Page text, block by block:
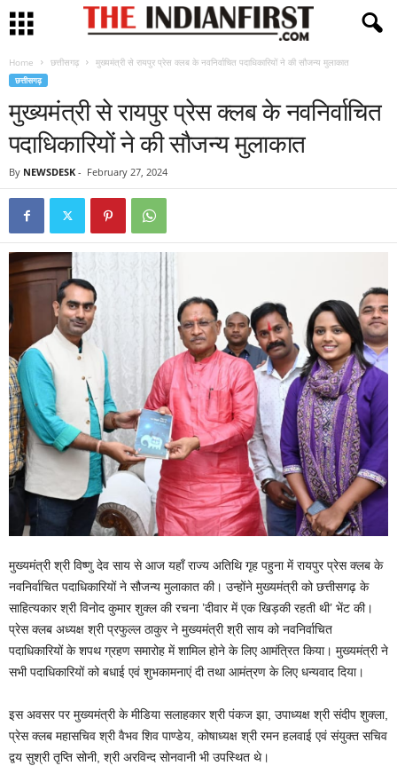
Home छत्तीसगढ़ मुख्यमंत्री से रायपुर प्रेस क्लब के नवनिर्वाचित पदाधिकारियों ने की सौजन्य मुलाकात
छत्तीसगढ़
मुख्यमंत्री से रायपुर प्रेस क्लब के नवनिर्वाचित
पदाधिकारियों ने की सौजन्य मुलाकात
By NEWSDESK - February 27, 2024
मुख्यमंत्री श्री विष्णु देव साय से आज यहाँ राज्य अतिथि गृह पहुना में रायपुर प्रेस क्लब के
नवनिर्वाचित पदाधिकारियों ने सौजन्य मुलाकात की। उन्होंने मुख्यमंत्री को छत्तीसगढ़ के
साहित्यकार श्री विनोद कुमार शुक्ल की रचना ’दीवार में एक खिड़की रहती थी’ भेंट की।
प्रेस क्लब अध्यक्ष श्री प्रफुल्ल ठाकुर ने मुख्यमंत्री श्री साय को नवनिर्वाचित
पदाधिकारियों के शपथ ग्रहण समारोह में शामिल होने के लिए आमंत्रित किया। मुख्यमंत्री ने
सभी पदाधिकारियों को बधाई एवं शुभकामनाएं दी तथा आमंत्रण के लिए धन्यवाद दिया।
इस अवसर पर मुख्यमंत्री के मीडिया सलाहकार श्री पंकज झा, उपाध्यक्ष श्री संदीप शुक्ला,
प्रेस क्लब महासचिव श्री वैभव शिव पाण्डेय, कोषाध्यक्ष श्री रमन हलवाई एवं संयुक्त सचिव
द्वय सुश्री तृप्ति सोनी, श्री अरविन्द सोनवानी भी उपस्थित थे।